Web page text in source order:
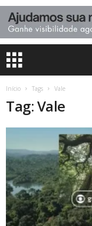
Início Tags Vale
Tag: Vale